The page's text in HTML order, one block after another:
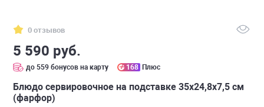
0 отзывов
5 590 руб.
до 559 бонусов на карту 168 Плюс
Блюдо сервировочное на подставке 35х24,8х7,5 см
(фарфор)